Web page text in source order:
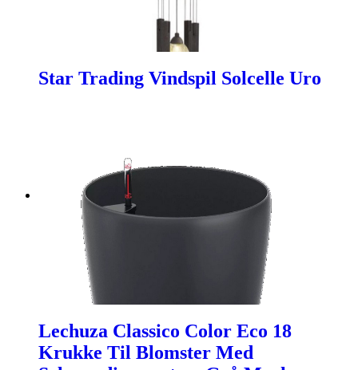
Star Trading Vindspil Solcelle Uro
Lechuza Classico Color Eco 18
Krukke Til Blomster Med